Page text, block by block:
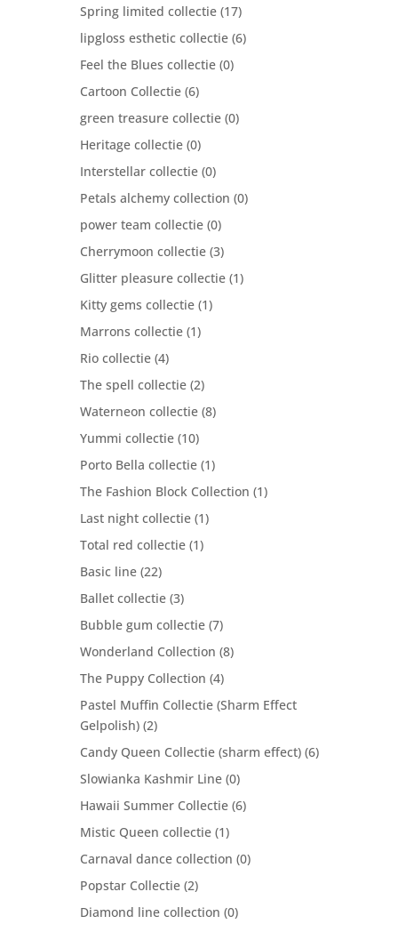
Spring limited collectie (17)
lipgloss esthetic collectie (6)
Feel the Blues collectie (0)
Cartoon Collectie (6)
green treasure collectie (0)
Heritage collectie (0)
Interstellar collectie (0)
Petals alchemy collection (0)
power team collectie (0)
Cherrymoon collectie (3)
Glitter pleasure collectie (1)
Kitty gems collectie (1)
Marrons collectie (1)
Rio collectie (4)
The spell collectie (2)
Waterneon collectie (8)
Yummi collectie (10)
Porto Bella collectie (1)
The Fashion Block Collection (1)
Last night collectie (1)
Total red collectie (1)
Basic line (22)
Ballet collectie (3)
Bubble gum collectie (7)
Wonderland Collection (8)
The Puppy Collection (4)
Pastel Muffin Collectie (Sharm Effect
Gelpolish) (2)
Candy Queen Collectie (sharm effect) (6)
Slowianka Kashmir Line (0)
Hawaii Summer Collectie (6)
Mistic Queen collectie (1)
Carnaval dance collection (0)
Popstar Collectie (2)
Diamond line collection (0)